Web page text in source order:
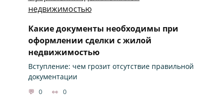
Какие документы необходимы при
оформлении сделки с жилой
недвижимостью
Вступление: чем грозит отсутствие правильной
документации
0 0